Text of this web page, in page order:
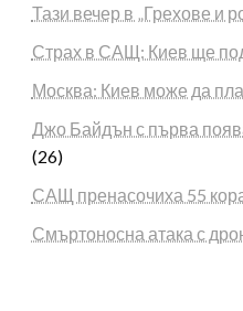
Тази вечер в „Грехове и
Страх в САЩ: Киев ще
Москва: Киев може да
Джо Байдън с първа
(26)
САЩ пренасочиха 55
Смъртоносна атака с